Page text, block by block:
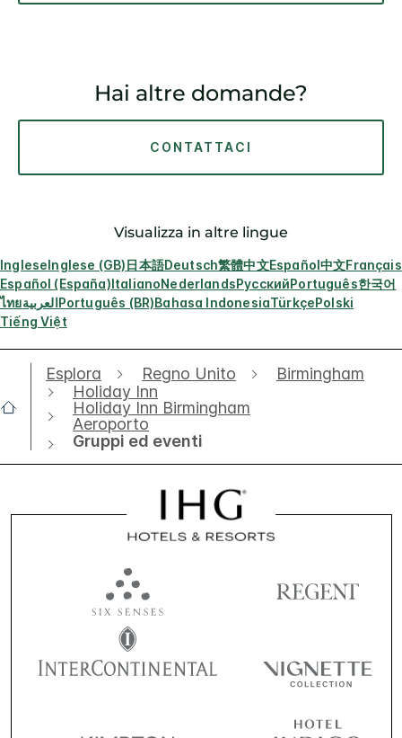
Hai altre domande?
CONTATTACI
Visualizza in altre lingue
IngleseInglese (GB)日本語Deutsch繁體中文Español中文Français
Español (España)ItalianoNederlandsРусскийPortuguês한국어
ไทยالعربيةPortuguês (BR)Bahasa IndonesiaTürkçePolski
Tiếng Việt
Esplora Regno Unito
Birmingham
Holiday Inn
Holiday Inn Birmingham
Aeroporto
Gruppi ed eventi